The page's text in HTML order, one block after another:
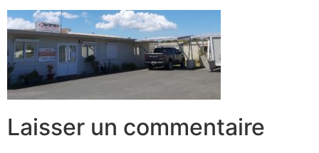
Laisser un commentaire